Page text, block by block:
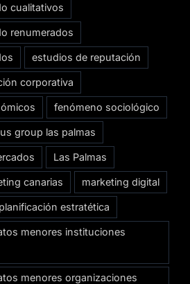
cualitativos
renumerados
estudios de reputación
corporativa
fenómeno sociológico
group las palmas
Las Palmas
canarias marketing digital
planificación estratética
menores instituciones
menores organizaciones